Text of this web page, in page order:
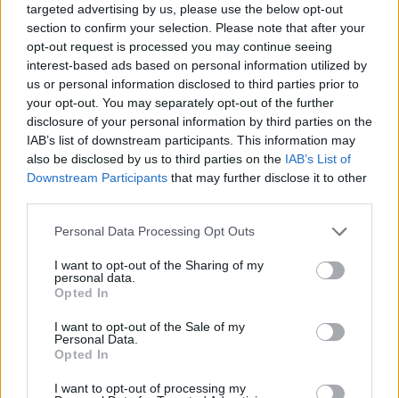
targeted advertising by us, please use the below opt-out
section to confirm your selection. Please note that after your
opt-out request is processed you may continue seeing
interest-based ads based on personal information utilized by
us or personal information disclosed to third parties prior to
your opt-out. You may separately opt-out of the further
disclosure of your personal information by third parties on the
IAB’s list of downstream participants. This information may
also be disclosed by us to third parties on the IAB’s List of
Downstream Participants that may further disclose it to other
Please note that this website/app uses one or more Google
not limited to your visit or usage behaviour. You may click to
grant or deny consent to Google and its third-party tags to
use your data for below specified purposes in below Google
consent section.
Personal Data Processing Opt Outs
I want to opt-out of the Sharing of my
personal data.
Opted In
I want to opt-out of the Sale of my
Personal Data.
Opted In
I want to opt-out of processing my
véletleneket, mert nem lehet tudni, mit hoz
számunkra.…
Tudj várni a megfelelő pillanatra
RiaRia• 2015. február 20.
Sok alkalmunk van jót cselekedni, azt hiszem, hogy
mindenki szeret is örömöt szerezni a társának. Nem
csak ünnepi alkalmakkor tesszük ezt, hanem úgy
hiszem, a vérünkben van, vagy örököljük, vagy
megtanuljuk, hogyan lepjük meg szeretteinket. Jó
tudtunk…
Szükségünk van szeretetre
2015. február 16.
Szükségünk van arra, hogy szeressenek, s mi is